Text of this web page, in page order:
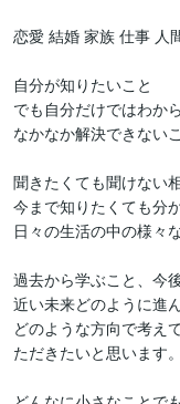
恋愛 結婚 家族 仕事 人
自分が知りたいこと
でも自分だけではわか
なかなか解決できない
聞きたくても聞けない
今まで知りたくても分
日々の生活の中の様々
過去から学ぶこと、今
近い未来どのように進
どのような方向で考え
ただきたいと思います。